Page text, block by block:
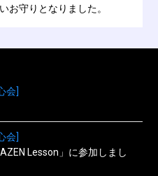
お守りとなりました。
会]
会]
Lesson」に参加しまし